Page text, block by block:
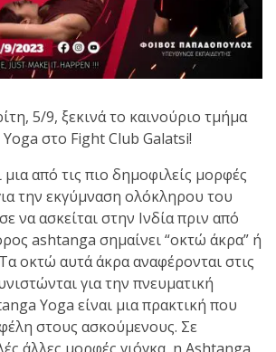
της
Galatsi
5/9, ξεκινά το καινούριο τμήμα
στο Fight Club Galatsi!
μια από τις πιο δημοφιλείς μορφές
την εκγύμναση ολόκληρου του
να ασκείται στην Ινδία πριν από
ashtanga σημαίνει “οκτώ άκρα” ή
οκτώ αυτά άκρα αναφέρονται στις
για την πνευματική
Yoga είναι μια πρακτική που
στους ασκούμενους. Σε